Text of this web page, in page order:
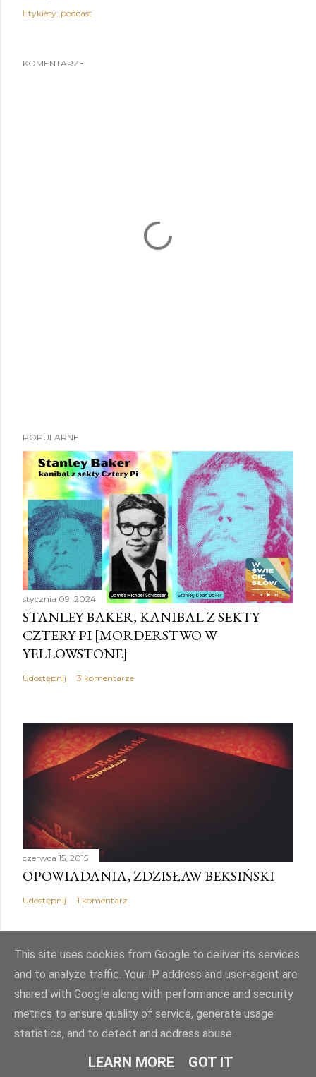
Etykiety: podcast
KOMENTARZE
POPULARNE
stycznia 09, 2024
STANLEY BAKER, KANIBAL Z SEKTY
CZTERY PI [MORDERSTWO W
YELLOWSTONE]
Udostępnij 3 komentarze
czerwca 15, 2015
OPOWIADANIA, ZDZISŁAW BEKSIŃSKI
Udostępnij 1 komentarz
Obsługiwane przez usługę Blogger
Autor obrazów motywu:Mae Burke
© PJK
This site uses cookies from Google to deliver its services
and to analyze traffic. Your IP address and user-agent are
shared with Google along with performance and security
metrics to ensure quality of service, generate usage
statistics, and to detect and address abuse.
LEARN MORE GOT IT